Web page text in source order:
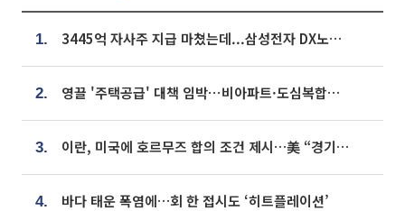
1. 3445억 자사주 지급 마쳤는데...삼성전자 DX노조, 뒤늦은 '떼쓰기 집회'
2. 영끌 '주택공급' 대책 임박⋯비아파트·도심복합까지 총동원
3. 이란, 미국에 호르무즈 합의 조건 제시…美 “경기 아직 안 끝나” [종합]
4. 바다 태운 폭염에…회 한 접시도 ‘히트플레이션’